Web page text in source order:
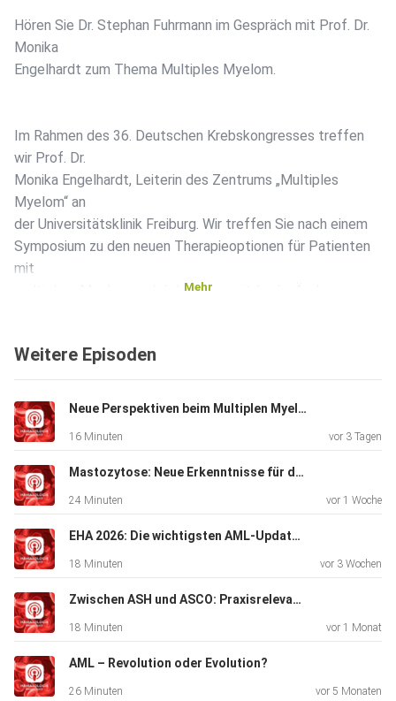
Hören Sie Dr. Stephan Fuhrmann im Gespräch mit Prof. Dr.
Monika
Engelhardt zum Thema Multiples Myelom.
Im Rahmen des 36. Deutschen Krebskongresses treffen
wir Prof. Dr.
Monika Engelhardt, Leiterin des Zentrums „Multiples
Myelom“ an
der Universitätsklinik Freiburg. Wir treffen Sie nach einem
Symposium zu den neuen Therapieoptionen für Patienten
mit
multiplem Myelom und diskutieren mit ihr die Änderungen
Therapiesequenz
zytogenetischen Risikostratifizierung und der minimalen
Resterkrankung (MRD).
Besuchen Sie gerne unsere
finden Sie auch exklusive Folgen im DocCheck
geschützten
unserem Podcast.
Hören Sie auch in die Onkologie Shortcasts, dem Podcast
zu
Mehr
Weitere Episoden
Neue Perspektiven beim Multiplen Myelom
16 Minuten vor 3 Tagen
Mastozytose: Neue Erkenntnisse für die Praxis
24 Minuten vor 1 Woche
EHA 2026: Die wichtigsten AML-Updates mit Prof. Dr. Lars Bullinger
18 Minuten vor 3 Wochen
Zwischen ASH und ASCO: Praxisrelevante Updates aus Lymphom, AML und Myelofibrose
18 Minuten vor 1 Monat
AML – Revolution oder Evolution?
26 Minuten vor 5 Monaten